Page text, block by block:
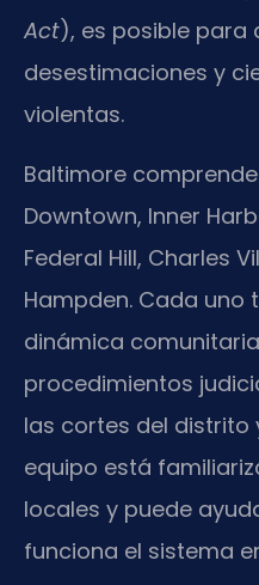
Act), es posible para
desestimaciones y
violentas.
Baltimore
Downtown, Inner
Federal Hill, Charles
Hampden. Cada uno
dinámica
procedimientos
las cortes del distrito
equipo está
locales y puede
funciona el sistema